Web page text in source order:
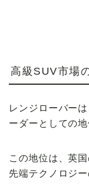
高級SUV市場
レンジローバー
ーダーとしての
この地位は、英
先端テクノロジ